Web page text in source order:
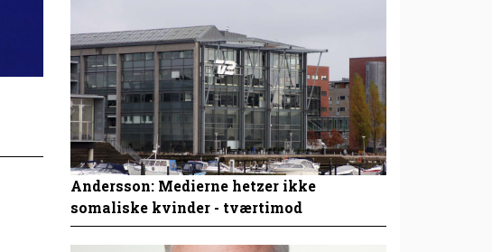
Andersson: Medierne hetzer ikke
somaliske kvinder - tværtimod